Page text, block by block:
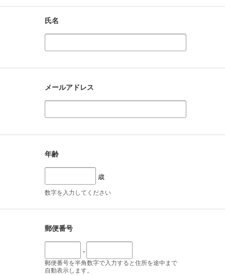
氏名
メールアドレス
年齢
歳
数字を入力してください
郵便番号
-
郵便番号を半角数字で入力すると住所を途中まで
自動表示します。